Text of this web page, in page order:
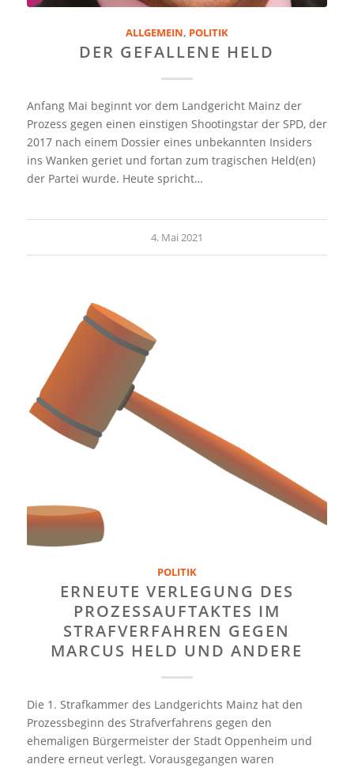
ALLGEMEIN, POLITIK
DER GEFALLENE HELD
Anfang Mai beginnt vor dem Landgericht Mainz der
Prozess gegen einen einstigen Shootingstar der SPD, der
2017 nach einem Dossier eines unbekannten Insiders
ins Wanken geriet und fortan zum tragischen Held(en)
der Partei wurde. Heute spricht…
4. Mai 2021
POLITIK
ERNEUTE VERLEGUNG DES
PROZESSAUFTAKTES IM
STRAFVERFAHREN GEGEN
MARCUS HELD UND ANDERE
Die 1. Strafkammer des Landgerichts Mainz hat den
Prozessbeginn des Strafverfahrens gegen den
ehemaligen Bürgermeister der Stadt Oppenheim und
andere erneut verlegt. Vorausgegangen waren